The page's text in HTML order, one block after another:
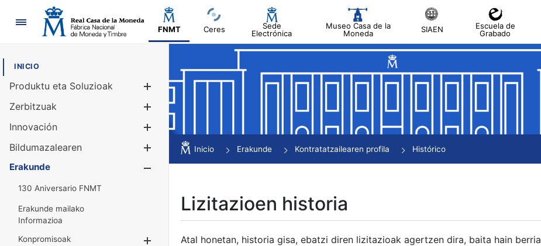
Nabigazioa
FNMT Ceres
Sede
Electrónica
Museo Casa de la
Moneda
SIAEN
Escuela de
Grabado
INICIO
Produktu eta Soluzioak
Erakutsi/Ezkutatu
Zerbitzuak
Innovación
Bildumazalearen
Erakutsi/Ezkutatu
Erakunde
130 Aniversario FNMT
Erakunde mailako
Informazioa
Konpromisoak
Erakutsi/Ezkutatu
Inicio Erakunde Kontratatzailearen profila Histórico
Lizitazioen historia
Atal honetan, historia gisa, ebatzi diren lizitazioak agertzen dira, baita hain